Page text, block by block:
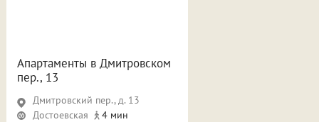
Апартаменты в Дмитровском
пер., 13
Дмитровский пер., д. 13
Достоевская
4 мин